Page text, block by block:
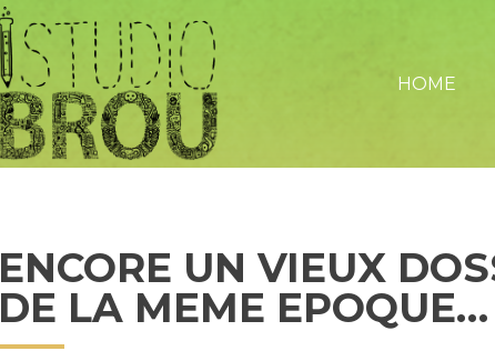
HOME
ENCORE UN VIEUX
DE LA MEME EPOQUE…